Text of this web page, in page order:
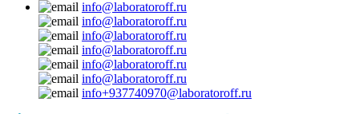
info@laboratoroff.ru
info@laboratoroff.ru
info@laboratoroff.ru
info@laboratoroff.ru
info@laboratoroff.ru
info@laboratoroff.ru
info+937740970@laboratoroff.ru